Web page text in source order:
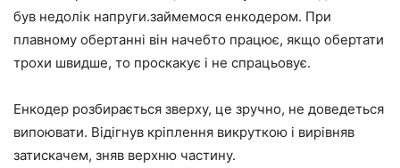
був недолік напруги.займемося енкодером. При
плавному обертанні він начебто працює, якщо обертати
трохи швидше, то проскакує і не спрацьовує.
Енкодер розбирається зверху, це зручно, не доведеться
випоювати. Відігнув кріплення викруткою і вирівняв
затискачем, зняв верхню частину.